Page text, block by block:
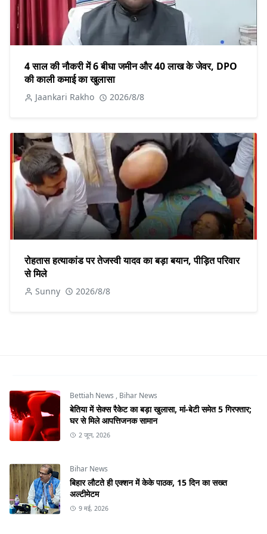
4 साल की नौकरी में 6 बीघा जमीन और 40 लाख के जेवर, DPO
की काली कमाई का खुलासा
Jaankari Rakho 2026/8/8
रोहतास हत्याकांड पर तेजस्वी यादव का बड़ा बयान, पीड़ित परिवार
से मिले
Sunny 2026/8/8
Bettiah News , Bihar News
बेतिया में सेक्स रैकेट का बड़ा खुलासा, मां-बेटी समेत 5 गिरफ्तार;
घर से मिले आपत्तिजनक सामान
2 जून, 2026
Bihar News
बिहार लौटते ही एक्शन में केके पाठक, 15 दिन का सख्त
अल्टीमेटम
9 मई, 2026